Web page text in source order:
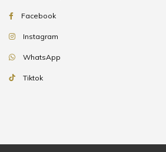
Facebook
Instagram
WhatsApp
Tiktok